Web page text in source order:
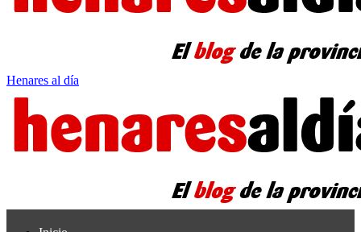
Henares al día